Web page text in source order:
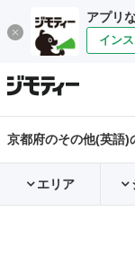
アプリ
イン
京都府のその他(英語)
エリア